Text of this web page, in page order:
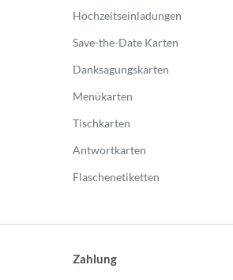
Hochzeitseinladungen
Save-the-Date Karten
Danksagungskarten
Menükarten
Tischkarten
Antwortkarten
Flaschenetiketten
Zahlung